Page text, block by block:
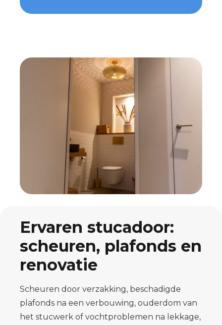
Ervaren stucadoor:
scheuren, plafonds en
renovatie
Scheuren door verzakking, beschadigde
plafonds na een verbouwing, ouderdom van
het stucwerk of vochtproblemen na lekkage,